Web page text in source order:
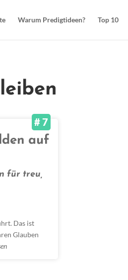
Warum Predigtideen? Top 10
# 7
auf
für treu,
Das ist
Glauben